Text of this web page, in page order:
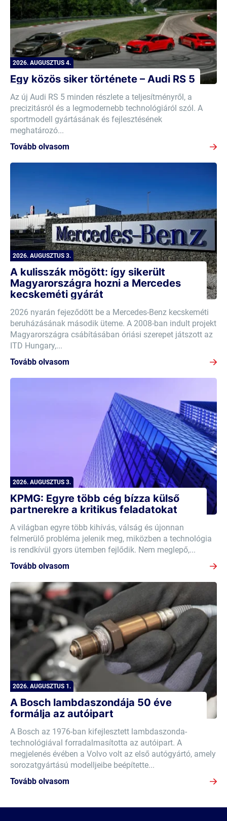
2026. AUGUSZTUS 4.
Egy közös siker története – Audi RS 5
Az új Audi RS 5 minden részlete a teljesítményről, a
precizitásról és a legmodernebb technológiáról szól. A
sportmodell gyártásának és fejlesztésének
meghatározó...
Tovább olvasom
2026. AUGUSZTUS 3.
A kulisszák mögött: így sikerült
Magyarországra hozni a Mercedes
kecskeméti gyárát
2026 nyarán fejeződött be a Mercedes-Benz kecskeméti
beruházásának második üteme. A 2008-ban indult projekt
Magyarországra csábításában óriási szerepet játszott az
ITD Hungary,...
Tovább olvasom
2026. AUGUSZTUS 3.
KPMG: Egyre több cég bízza külső
partnerekre a kritikus feladatokat
A világban egyre több kihívás, válság és újonnan
felmerülő probléma jelenik meg, miközben a technológia
is rendkívül gyors ütemben fejlődik. Nem meglepő,...
Tovább olvasom
2026. AUGUSZTUS 1.
A Bosch lambdaszondája 50 éve
formálja az autóipart
A Bosch az 1976-ban kifejlesztett lambdaszonda-
technológiával forradalmasította az autóipart. A
megjelenés évében a Volvo volt az első autógyártó, amely
sorozatgyártású modelljeibe beépítette...
Tovább olvasom